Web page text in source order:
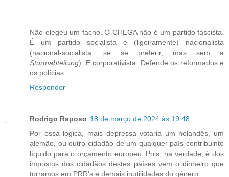
Não elegeu um facho. O CHEGA não é um partido fascista.
É um partido socialista e (ligeiramente) nacionalista
(nacional-socialista, se se preferir, mas sem a
Sturmabteilung). E corporativista. Defende os reformados e
os polícias.
Responder
Rodrigo Raposo 18 de março de 2024 às 19:48
Por essa lógica, mais depressa votaria um holandês, um
alemão, ou outro cidadão de um qualquer país contribuinte
líquido para o orçamento europeu. Pois, na verdade, é dos
impostos dos cidadãos destes países vem o dinheiro que
torramos em PRR's e demais inutilidades do género ...